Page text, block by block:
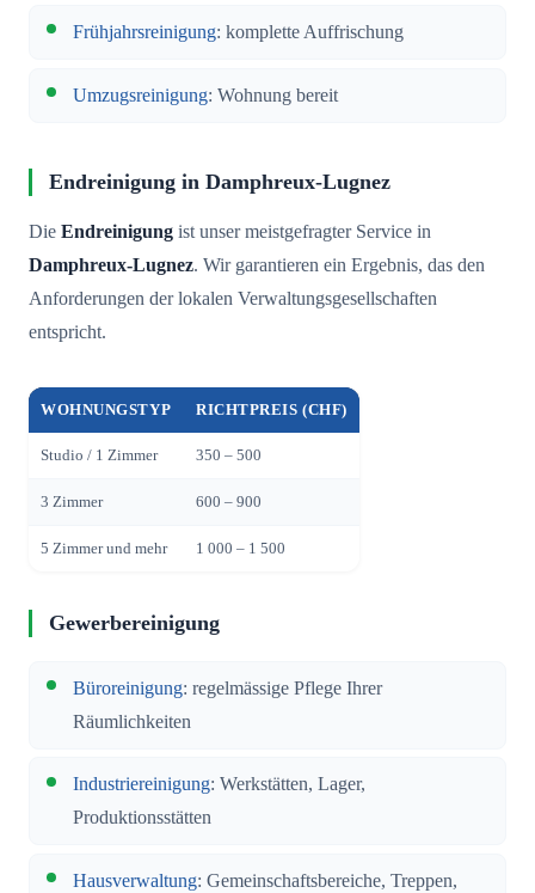
Frühjahrsreinigung: komplette Auffrischung
Umzugsreinigung: Wohnung bereit
Endreinigung in Damphreux-Lugnez
Die Endreinigung ist unser meistgefragter Service in
Damphreux-Lugnez. Wir garantieren ein Ergebnis, das den
Anforderungen der lokalen Verwaltungsgesellschaften
entspricht.
WOHNUNGSTYP RICHTPREIS (CHF)
Studio / 1 Zimmer 350 – 500
3 Zimmer 600 – 900
5 Zimmer und mehr 1 000 – 1 500
Gewerbereinigung
Büroreinigung: regelmässige Pflege Ihrer
Räumlichkeiten
Industriereinigung: Werkstätten, Lager,
Produktionsstätten
Hausverwaltung: Gemeinschaftsbereiche, Treppen,